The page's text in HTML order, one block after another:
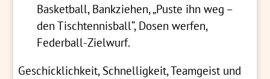
Basketball, Bankziehen, „Puste ihn weg –
den Tischtennisball“, Dosen werfen,
Federball-Zielwurf.
Geschicklichkeit, Schnelligkeit, Teamgeist und